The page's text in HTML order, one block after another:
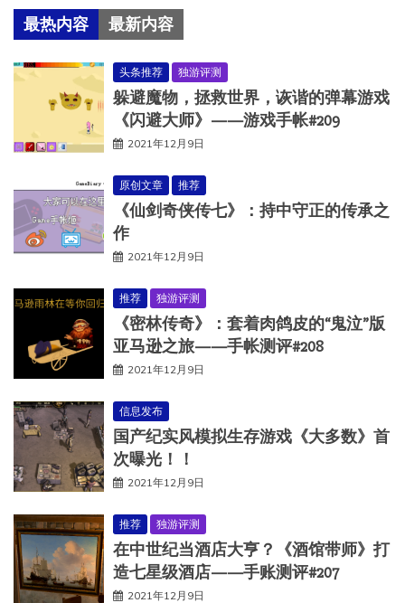
最热内容 最新内容
头条推荐 独游评测
躲避魔物，拯救世界，诙谐的弹幕游戏
《闪避大师》——游戏手帐#209
2021年12月9日
原创文章 推荐
《仙剑奇侠传七》：持中守正的传承之
作
2021年12月9日
推荐 独游评测
《密林传奇》：套着肉鸽皮的“鬼泣”版
亚马逊之旅——手帐测评#208
2021年12月9日
信息发布
国产纪实风模拟生存游戏《大多数》首
次曝光！！
2021年12月9日
推荐 独游评测
在中世纪当酒店大亨？《酒馆带师》打
造七星级酒店——手账测评#207
2021年12月9日